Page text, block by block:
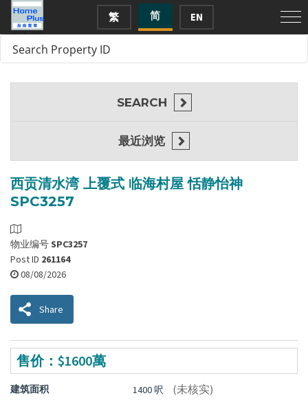
繁 简 EN
西贡清水湾 上覆式 临海村屋 恬静怡神
SPC3257
物业编号SPC3257
Post ID 261164
08/08/2026
Share
售价：$1600萬
建筑面积 1400 呎 (未核实)
SEARCH
最近浏览